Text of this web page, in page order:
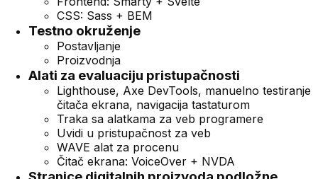
CSS: Sass + BEM
Testno okruženje
Postavljanje
Proizvodnja
Alati za evaluaciju pristupačnosti
Lighthouse, Axe DevTools, manuelno testiranje
čitača ekrana, navigacija tastaturom
Traka sa alatkama za veb programere
Uvidi u pristupačnost za veb
WAVE alat za procenu
Čitač ekrana: VoiceOver + NVDA